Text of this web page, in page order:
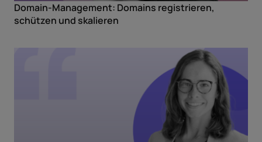
Domain-Management: Domains registrieren,
schützen und skalieren